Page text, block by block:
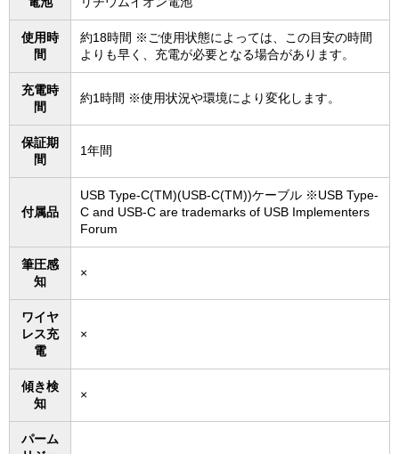
使用時
間
約18時間 ※ご使用状態によっては、この目安の時間
よりも早く、充電が必要となる場合があります。
充電時
間
約1時間 ※使用状況や環境により変化します。
保証期
間
1年間
付属品
USB Type-C(TM)(USB-C(TM))ケーブル ※USB Type-
C and USB-C are trademarks of USB Implementers
Forum
筆圧感
知
×
ワイヤ
レス充
電
×
傾き検
知
×
パーム